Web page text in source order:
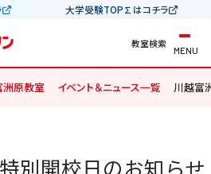
大学受験TOP∑はコチラ
教室検索
MENU
原教室 イベント＆ニュース一覧 川越富
別開校日のお知らせ